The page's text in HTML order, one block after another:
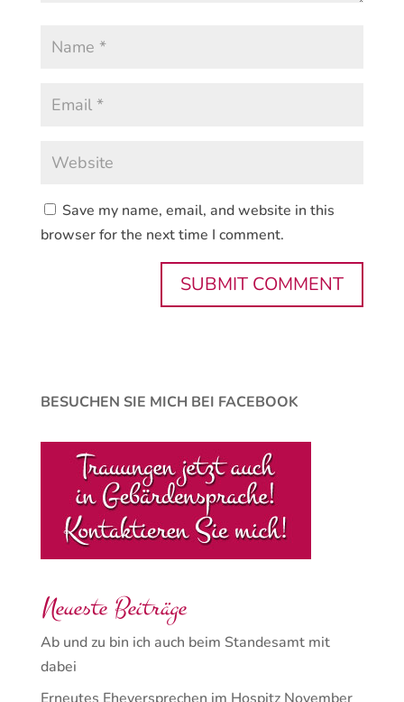
Save my name, email, and website in this
browser for the next time I comment.
BESUCHEN SIE MICH BEI FACEBOOK
Neueste Beiträge
Ab und zu bin ich auch beim Standesamt mit
dabei